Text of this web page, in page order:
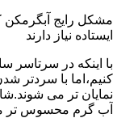
مشکل رایج آبگرمکن
ایستاده نیاز دارند
با اینکه در سرتاسر
کنیم،اما با سردتر
نمایان تر می
آب گرم محسوس تر